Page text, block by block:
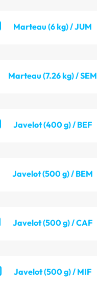
Marteau (6 kg) / JUM
Marteau (7.26 kg) / SEM
Javelot (400 g) / BEF
Javelot (500 g) / BEM
Javelot (500 g) / CAF
Javelot (500 g) / MIF